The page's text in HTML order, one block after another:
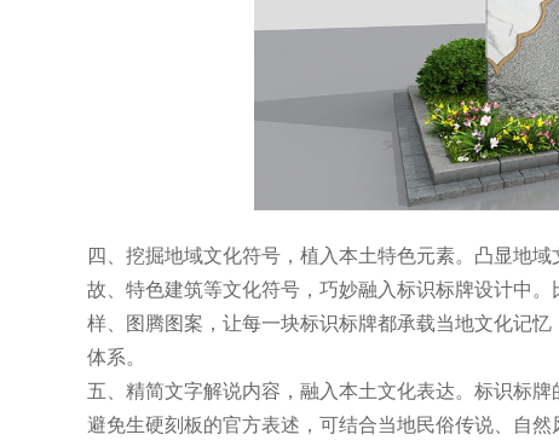
四、挖掘地域文化符号，植入本土特色元素。凸显地
故、特色建筑等文化符号，巧妙融入标识标牌设计中
样、图腾图案，让每一块标识标牌都承载当地文化记
体系。
五、精简文字解说内容，融入本土文化表达。标识标
避免生硬刻板的官方表述，可结合当地民俗传说、自